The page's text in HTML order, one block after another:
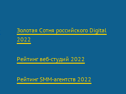
Золотая Cотня российского Digital
2022
Рейтинг веб-студий 2022
Рейтинг SMM-агентств 2022